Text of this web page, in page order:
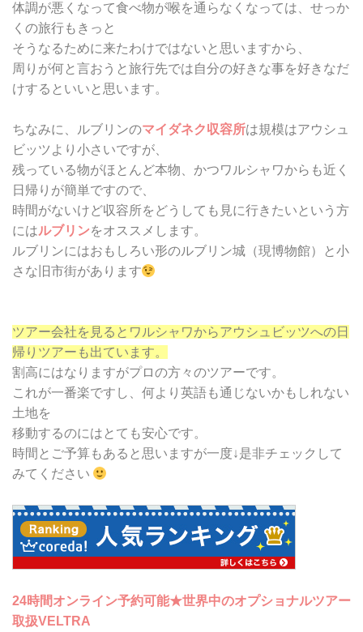
体調が悪くなって食べ物が喉を通らなくなっては、せっか
くの旅行もきっと
そうなるために来たわけではないと思いますから、
周りが何と言おうと旅行先では自分の好きな事を好きなだ
けするといいと思います。
ちなみに、ルブリンのマイダネク収容所は規模はアウシュ
ビッツより小さいですが、
残っている物がほとんど本物、かつワルシャワからも近く
日帰りが簡単ですので、
時間がないけど収容所をどうしても見に行きたいという方
にはルブリンをオススメします。
ルブリンにはおもしろい形のルブリン城（現博物館）と小
さな旧市街があります
ツアー会社を見るとワルシャワからアウシュビッツへの日
帰りツアーも出ています。
割高にはなりますがプロの方々のツアーです。
これが一番楽ですし、何より英語も通じないかもしれない
土地を
移動するのにはとても安心です。
時間とご予算もあると思いますが一度↓是非チェックして
みてください
24時間オンライン予約可能★世界中のオプショナルツアー
取扱VELTRA